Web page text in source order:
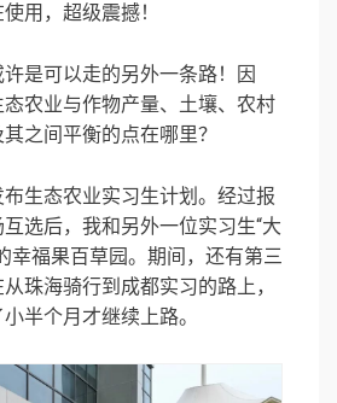
用，超级震撼！
是可以走的另外一条路！因
农业与作物产量、土壤、农村
之间平衡的点在哪里？
生态农业实习生计划。经过报
选后，我和另外一位实习生“大
幸福果百草园。期间，还有第三
珠海骑行到成都实习的路上，
半个月才继续上路。